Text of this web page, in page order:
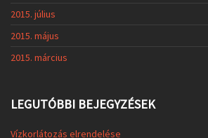
2015. július
2015. május
2015. március
LEGUTÓBBI BEJEGYZÉSEK
Vízkorlátozás elrendelése